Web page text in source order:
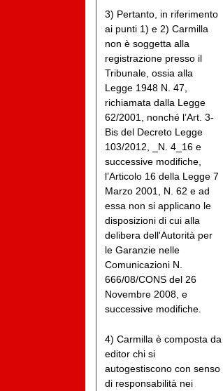
3) Pertanto, in riferimento
ai punti 1) e 2) Carmilla
non è soggetta alla
registrazione presso il
Tribunale, ossia alla
Legge 1948 N. 47,
richiamata dalla Legge
62/2001, nonché l’Art. 3-
Bis del Decreto Legge
103/2012, _N. 4_16 e
successive modifiche,
l’Articolo 16 della Legge 7
Marzo 2001, N. 62 e ad
essa non si applicano le
disposizioni di cui alla
delibera dell'Autorità per
le Garanzie nelle
Comunicazioni N.
666/08/CONS del 26
Novembre 2008, e
successive modifiche.
4) Carmilla è composta da
editor chi si
autogestiscono con senso
di responsabilità nei